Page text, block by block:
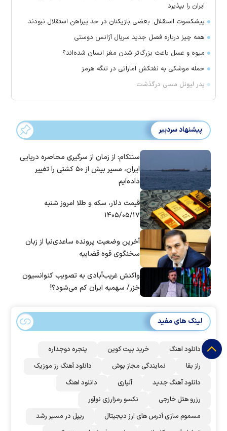
ایران را بپذیرد
پیشکسوت استقلال: بعضی بازیکنان در حد پیراهن استقلال نبودند
همه چیز درباره فصل جدید سریال آژانس دوستی
میوه و عسل باعث بزرگ‌تر شدن مغز انسان شده‌اند؟
حمله موشکی به نفتکش اماراتی در تنگه هرمز
پدر لیونل مسی درگذشت
پیشنهاد سردبیر
سنتکام: از زمان از سرگیری محاصره دریایی
ایران، مسیر بیش از ۵۰ کشتی را تغییر
داده‌ایم
قیمت دلار، سکه و طلا امروز شنبه
۱۴۰۵/۰۵/۱۷
آخرین وضعیت پرونده ساعدی‌نیا از زبان
سخنگوی قوه قضاییه
واکنش غریب‌آبادی به تصویب کنوانسیون
خزر/ سهمیه ایران کم می‌شود؟!
لینک های مفید
دانلود اهنگ خرید بیت کوین
پنجره دوجداره
راز بقا
نمایندگی مجاز بوش
دانلود آهنگ رز‌ موزیک
دانلود آهنگ جدید
آلپاری
دانلود اهنگ
رزرو هتل خارجی
نکسو رمزارزی نوآور
مسموم سازی آدرس های ارز دیجیتال
ریپل در مسیر رشد